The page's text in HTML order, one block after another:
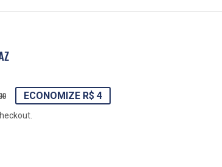
PREÇO
NORMAL
R$
40,00
PREÇO
PROMOCIONAL
R$
36,00
ECONOMIZE R$ 4